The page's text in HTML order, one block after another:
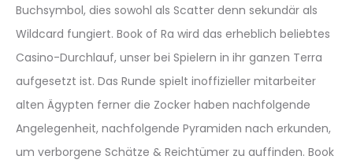
Buchsymbol, dies sowohl als Scatter denn sekundär als
Wildcard fungiert. Book of Ra wird das erheblich beliebtes
Casino-Durchlauf, unser bei Spielern in ihr ganzen Terra
aufgesetzt ist. Das Runde spielt inoffizieller mitarbeiter
alten Ägypten ferner die Zocker haben nachfolgende
Angelegenheit, nachfolgende Pyramiden nach erkunden,
um verborgene Schätze & Reichtümer zu auffinden. Book